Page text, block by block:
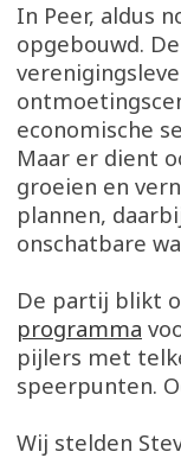
In Peer, aldus
opgebouwd.
economische
Maar er dient
groeien en
plannen,
onschatbare
De partij blikt
programma
pijlers met
speerpunten.
Wij stelden